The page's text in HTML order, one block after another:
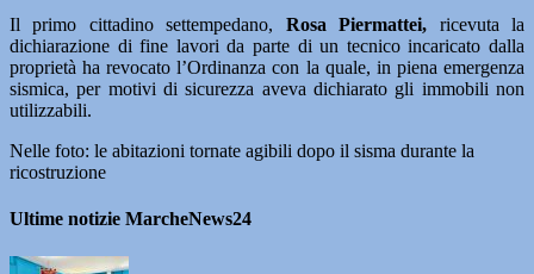
Il primo cittadino settempedano, Rosa Piermattei, ricevuta la
dichiarazione di fine lavori da parte di un tecnico incaricato dalla
proprietà ha revocato l’Ordinanza con la quale, in piena emergenza
sismica, per motivi di sicurezza aveva dichiarato gli immobili non
utilizzabili.
Nelle foto: le abitazioni tornate agibili dopo il sisma durante la
ricostruzione
Ultime notizie MarcheNews24